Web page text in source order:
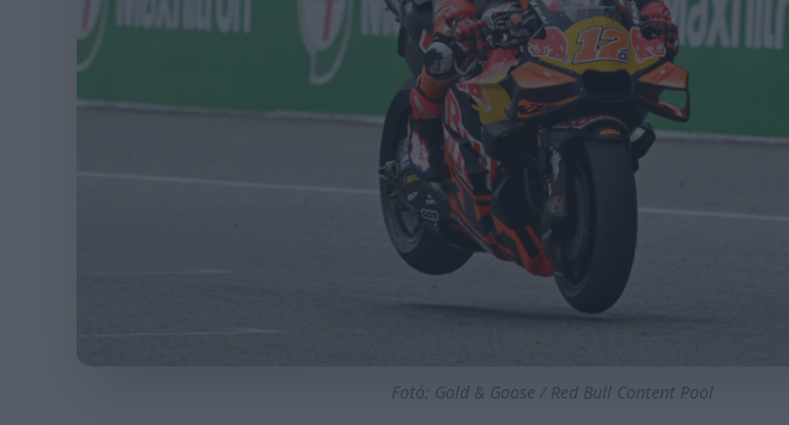
Fotó: Gold & Goose / Red Bull Content Pool